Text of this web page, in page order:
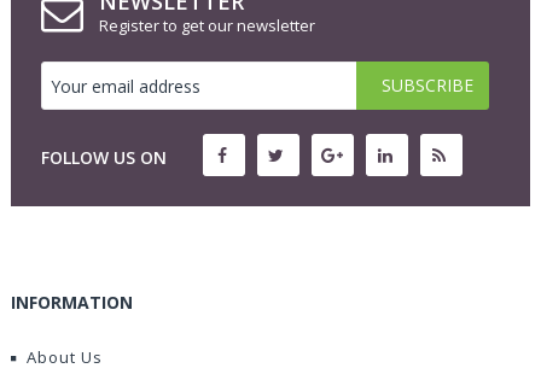
Register to get our newsletter
FOLLOW US ON
INFORMATION
About Us